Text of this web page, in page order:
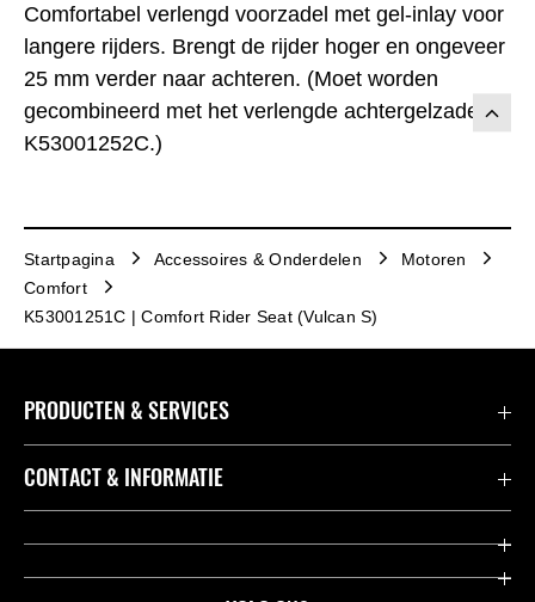
Comfortabel verlengd voorzadel met gel-inlay voor
langere rijders. Brengt de rijder hoger en ongeveer
25 mm verder naar achteren. (Moet worden
gecombineerd met het verlengde achtergelzadel
K53001252C.)
Startpagina Accessoires & Onderdelen
Motoren
Comfort
K53001251C | Comfort Rider Seat (Vulcan S)
PRODUCTEN & SERVICES
Accessoires & Onderdelen
Dealers
CONTACT & INFORMATIE
Contact